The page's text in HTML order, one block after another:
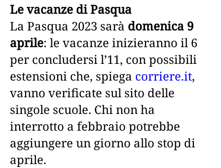
Le vacanze di Pasqua
La Pasqua 2023 sarà domenica 9
aprile: le vacanze inizieranno il 6
per concludersi l’11, con possibili
estensioni che, spiega corriere.it,
vanno verificate sul sito delle
singole scuole. Chi non ha
interrotto a febbraio potrebbe
aggiungere un giorno allo stop di
aprile.